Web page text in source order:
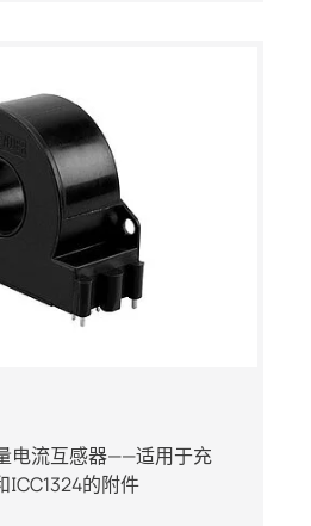
电流互感器——适用于充
ICC1324的附件